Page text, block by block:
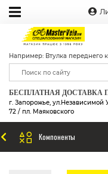
Например: Втулка переднего
БЕСПЛАТНАЯ ДОСТАВКА
г. Запорожье, ул.Независимой
72 / пл. Маяковского
Компоненты